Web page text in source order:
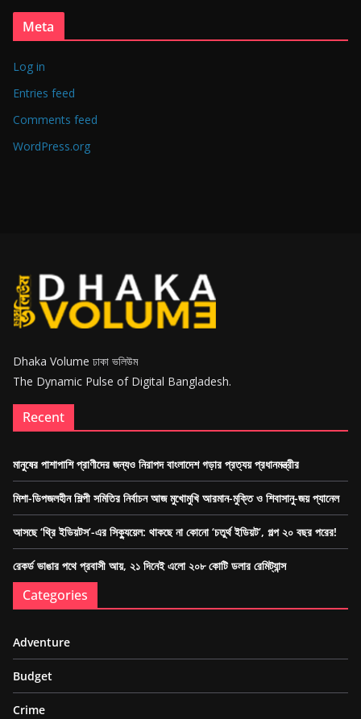
Meta
Log in
Entries feed
Comments feed
WordPress.org
Dhaka Volume ঢাকা ভলিউম
The Dynamic Pulse of Digital Bangladesh.
Recent
মানুষের পাশাপাশি প্রাণীদের জন্যও নিরাপদ বাংলাদেশ গড়ার প্রত্যয় প্রধানমন্ত্রীর
মিশা-ডিপজলহীন শিল্পী সমিতির নির্বাচন আজ মুখোমুখি আরমান-মুক্তি ও শিবাসানু-জয় প্যানেল
আসছে ‘থ্রি ইডিয়টস’-এর সিক্যুয়েল: থাকছে না কোনো ‘চতুর্থ ইডিয়ট’, গল্প ২০ বছর পরের!
রেকর্ড ভাঙার পথে প্রবাসী আয়, ২১ দিনেই এলো ২০৮ কোটি ডলার রেমিট্যান্স
Categories
Adventure
Budget
Crime